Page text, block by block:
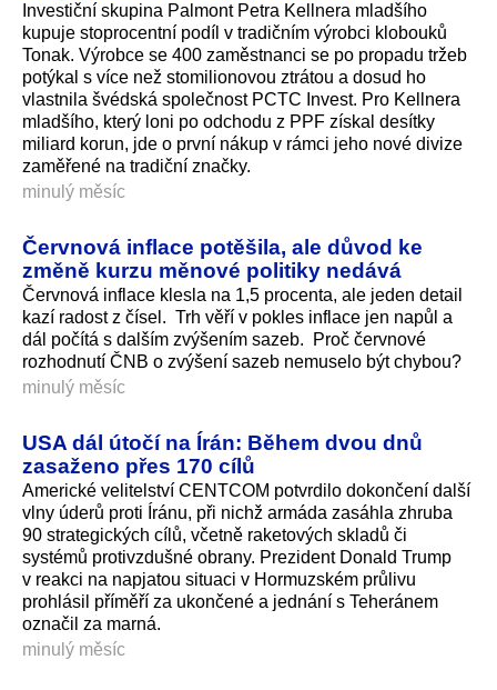
Investiční skupina Palmont Petra Kellnera mladšího
kupuje stoprocentní podíl v tradičním výrobci klobouků
Tonak. Výrobce se 400 zaměstnanci se po propadu tržeb
potýkal s více než stomilionovou ztrátou a dosud ho
vlastnila švédská společnost PCTC Invest. Pro Kellnera
mladšího, který loni po odchodu z PPF získal desítky
miliard korun, jde o první nákup v rámci jeho nové divize
zaměřené na tradiční značky.
minulý měsíc
Červnová inflace potěšila, ale důvod ke
změně kurzu měnové politiky nedává
Červnová inflace klesla na 1,5 procenta, ale jeden detail
kazí radost z čísel. Trh věří v pokles inflace jen napůl a
dál počítá s dalším zvýšením sazeb. Proč červnové
rozhodnutí ČNB o zvýšení sazeb nemuselo být chybou?
minulý měsíc
USA dál útočí na Írán: Během dvou dnů
zasaženo přes 170 cílů
Americké velitelství CENTCOM potvrdilo dokončení další
vlny úderů proti Íránu, při nichž armáda zasáhla zhruba
90 strategických cílů, včetně raketových skladů či
systémů protivzdušné obrany. Prezident Donald Trump
v reakci na napjatou situaci v Hormuzském průlivu
prohlásil příměří za ukončené a jednání s Teheránem
označil za marná.
minulý měsíc